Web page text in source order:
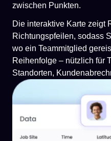
zwischen Punkten.
Die interaktive Karte zeigt
Richtungspfeilen, sodass
wo ein Teammitglied
Reihenfolge – nützlich für
Standorten,